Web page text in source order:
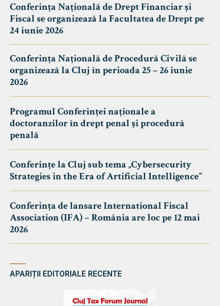
Conferința Națională de Drept Financiar și
Fiscal se organizează la Facultatea de Drept pe
24 iunie 2026
Conferința Națională de Procedură Civilă se
organizează la Cluj în perioada 25 – 26 iunie
2026
Programul Conferinței naționale a
doctoranzilor în drept penal și procedură
penală
Conferințe la Cluj sub tema „Cybersecurity
Strategies in the Era of Artificial Intelligence”
Conferința de lansare International Fiscal
Association (IFA) – România are loc pe 12 mai
2026
APARIȚII EDITORIALE RECENTE